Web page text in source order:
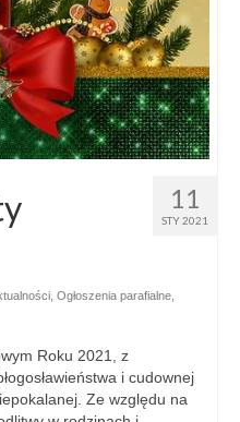
11
STY 2021
Ogłoszenia parafialne
Roku 2021, z
i cudownej
Ze względu na